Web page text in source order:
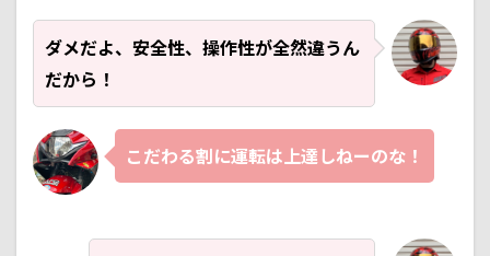
ダメだよ、安全性、操作性が全然違うん
だから！
こだわる割に運転は上達しねーのな！